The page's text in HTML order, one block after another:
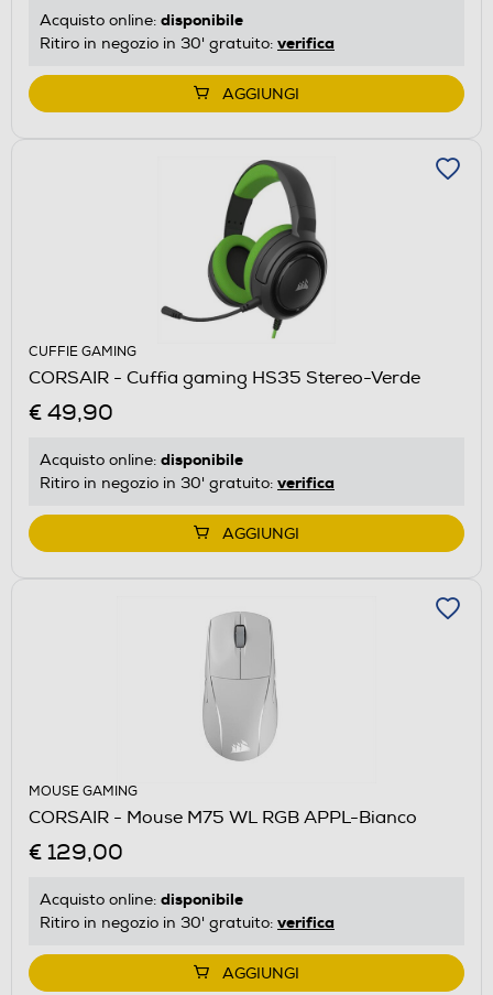
Acquisto online: disponibile
Ritiro in negozio in 30' gratuito: verifica
AGGIUNGI
CUFFIE GAMING
CORSAIR - Cuffia gaming HS35 Stereo-Verde
€ 49,90
Acquisto online: disponibile
Ritiro in negozio in 30' gratuito: verifica
AGGIUNGI
MOUSE GAMING
CORSAIR - Mouse M75 WL RGB APPL-Bianco
€ 129,00
Acquisto online: disponibile
Ritiro in negozio in 30' gratuito: verifica
AGGIUNGI